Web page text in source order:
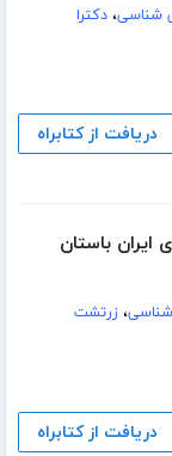
شناسی،دکترا
دریافت از کتابراه
باستان
،زرتشت
دریافت از کتابراه